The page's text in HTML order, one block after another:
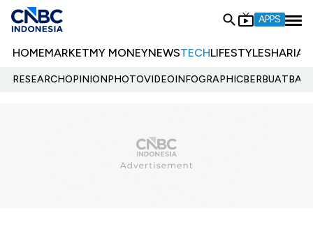
APPS
HOMEMARKETMY MONEYNEWSTECHLIFESTYLESHARIA
RESEARCHOPINIONPHOTOVIDEOINFOGRAPHIC